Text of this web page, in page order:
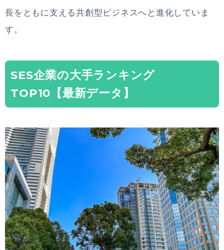
長をともに支える共創型ビジネスへと進化していま
す。
SES企業の大手ランキング
TOP10【最新データ】